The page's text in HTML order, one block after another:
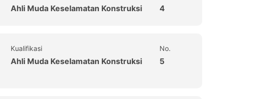
Ahli Muda Keselamatan Konstruksi 4
Kualifikasi
Ahli Muda Keselamatan Konstruksi
No.
5